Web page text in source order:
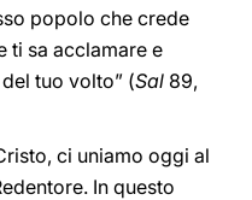
popolo che crede
ti sa acclamare e
tuo volto” (Sal 89,
ci uniamo oggi al
In questo